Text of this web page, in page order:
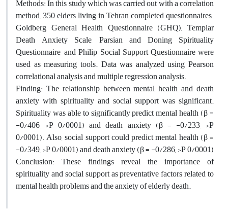
Methods: In this study which was carried out with a correlation
method, 350 elders living in Tehran completed questionnaires.
Goldberg General Health Questionnaire (GHQ), Templar
Death Anxiety Scale, Parsian and Doning Spirituality
Questionnaire, and Philip Social Support Questionnaire were
used as measuring tools. Data was analyzed using Pearson
correlational analysis and multiple regression analysis.
Finding: The relationship between mental health and death
anxiety with spirituality and social support was significant.
Spirituality was able to significantly predict mental health (β =
-0/406, >P 0/0001) and death anxiety (β = -0/233, >P
0/0001). Also, social support could predict mental health (β =
-0/349, >P 0/0001) and death anxiety (β = -0/286, >P 0/0001)
Conclusion: These findings reveal the importance of
spirituality and social support as preventative factors related to
mental health problems and the anxiety of elderly death.